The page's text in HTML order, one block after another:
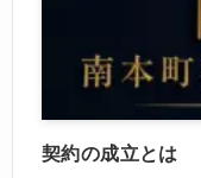
契約の成立とは